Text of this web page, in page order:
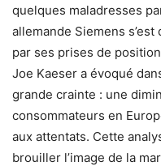
quelques maladresses
allemande Siemens
par ses prises de
Joe Kaeser a évoqué
grande crainte : une
consommateurs en
aux attentats. Cette
brouiller l’image de la